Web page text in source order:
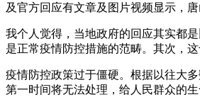
及官方回应有文章及图片视频显示，
我个人觉得，当地政府的回应其实都
是正常疫情防控措施的范畴。其次，
疫情防控政策过于僵硬。根据以往大
第一时间将无法处理，给人民群众的